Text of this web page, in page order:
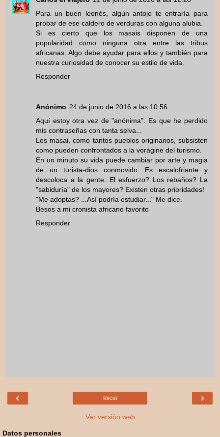
Para un buen leonés, algún antojo te entraría para
probar de ese caldero de verduras con alguna alubia.
Si es cierto que los masais disponen de una
popularidad como ninguna otra entre las tribus
africanas. Algo debe ayudar para ellos y también para
nuestra curiosidad de conocer su estilo de vida.
Responder
Anónimo 24 de junio de 2016 a las 10:56
Aquí estoy otra vez de "anónima". Es que he perdido
mis contraseñas con tanta selva...
Los masai, como tantos pueblos originarios, subsisten
como pueden confrontados a la vorágine del turismo.
En un minuto su vida puede cambiar por arte y magia
de un turista-dios conmovido. Es escalofriante y
descoloca a la gente. El esfuerzo? Los rebaños? La
"sabiduría" de los mayores? Existen otras prioridades!
"Me adoptas? ...Así podría estudiar..." Me dice.
Besos a mi cronista africano favorito
Responder
‹ ›
Inicio
Ver versión web
Datos personales